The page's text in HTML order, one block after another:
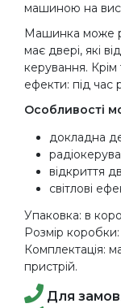
машиною на
Машинка може
має двері, які
керування. Крім
ефекти: під час
Особливості
докладна
відкриття
світлові
Упаковка: в
Розмір
Комплектація:
пристрій.
Для